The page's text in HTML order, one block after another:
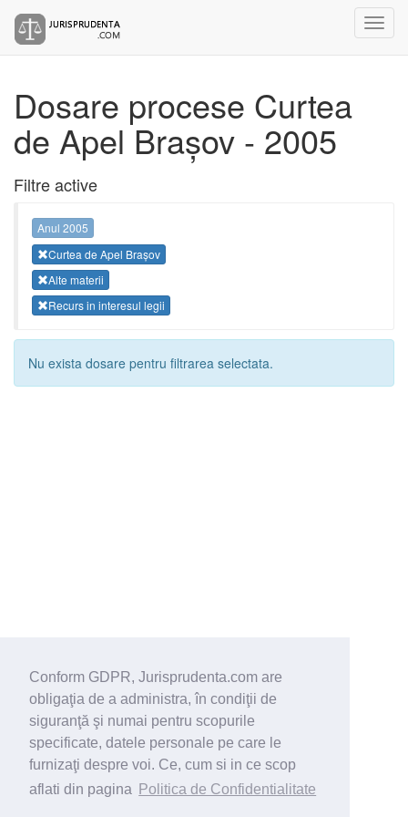
Conform GDPR, Jurisprudenta.com are
obligaţia de a administra, în condiţii de
siguranţă şi numai pentru scopurile
specificate, datele personale pe care le
furnizaţi despre voi. Ce, cum si in ce scop
aflati din pagina
Politica de Confidentialitate
Dosare procese Curtea
de Apel Brașov - 2005
Filtre active
Anul 2005
Curtea de Apel Brașov
Alte materii
Recurs in interesul legii
Nu exista dosare pentru filtrarea selectata.